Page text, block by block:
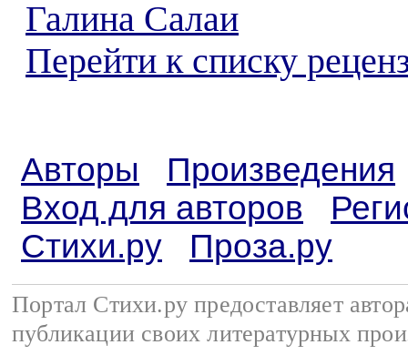
Галина Салаи
Перейти к списку
Авторы
Произведения
Вход для авторов
Стихи.ру
Проза.ру
Портал Стихи.ру предоставляет
публикации своих литературных